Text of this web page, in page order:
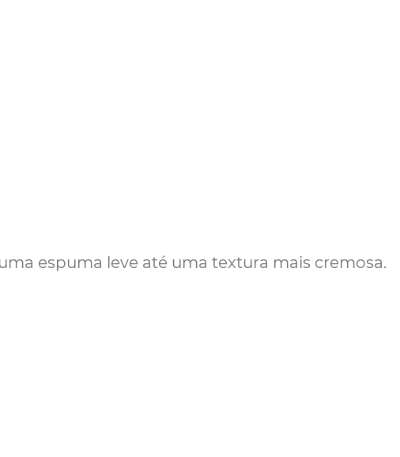
espuma leve até uma textura mais cremosa.